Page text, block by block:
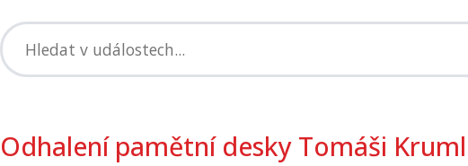
Odhalení pamětní desky Tomáši